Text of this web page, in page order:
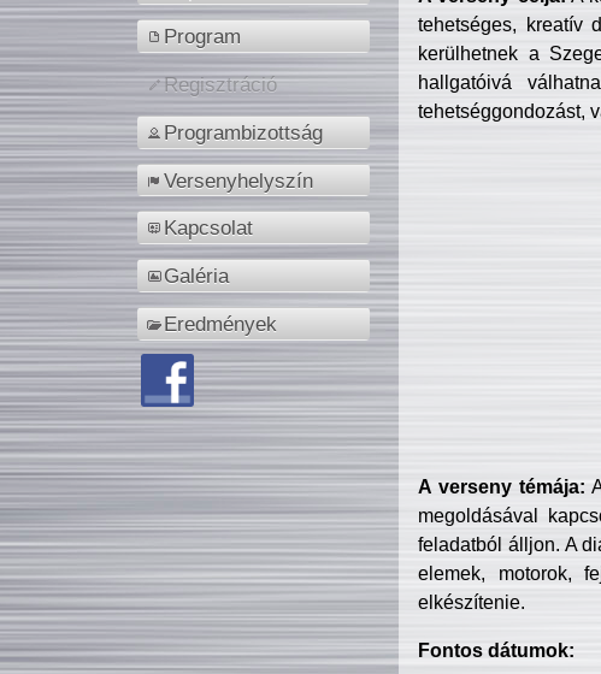
Program
Regisztráció
Programbizottság
Versenyhelyszín
Kapcsolat
Galéria
Eredmények
tehetséges, kreatív
kerülhetnek a
hallgatóivá
tehetséggondozást,
A verseny témája:
megoldásával
feladatból álljon. A
elemek, motorok,
elkészítenie.
Fontos dátumok: